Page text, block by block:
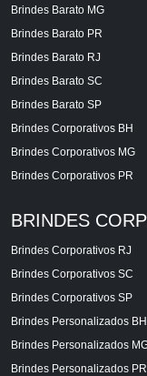
Brindes Barato MG
Brindes Barato PR
Brindes Barato RJ
Brindes Barato SC
Brindes Barato SP
Brindes Corporativos BH
Brindes Corporativos MG
Brindes Corporativos PR
BRINDES
Brindes Corporativos RJ
Brindes Corporativos SC
Brindes Corporativos SP
Brindes Personalizados BH
Brindes Personalizados
Brindes Personalizados PR